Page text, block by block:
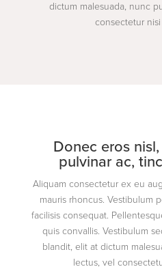
dictum malesuada, nunc
consectetur
Donec eros
pulvinar ac,
Aliquam consectetur ex eu
mauris rhoncus. Vestibulum
facilisis consequat.
quis convallis. Vestibulum
blandit, elit at dictum
lectus, vel